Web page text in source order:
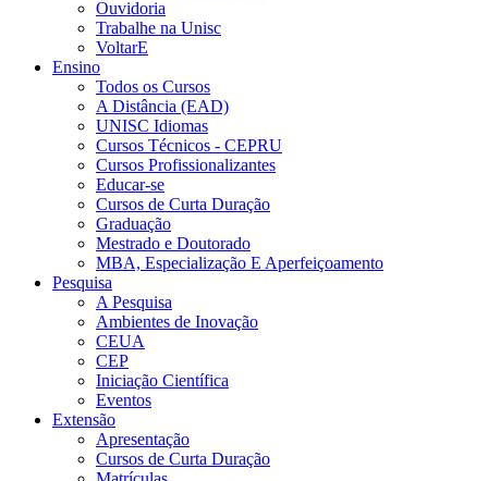
Ouvidoria
Trabalhe na Unisc
VoltarE
Ensino
Todos os Cursos
A Distância (EAD)
UNISC Idiomas
Cursos Técnicos - CEPRU
Cursos Profissionalizantes
Educar-se
Cursos de Curta Duração
Graduação
Mestrado e Doutorado
MBA, Especialização E Aperfeiçoamento
Pesquisa
A Pesquisa
Ambientes de Inovação
CEUA
CEP
Iniciação Científica
Eventos
Extensão
Apresentação
Cursos de Curta Duração